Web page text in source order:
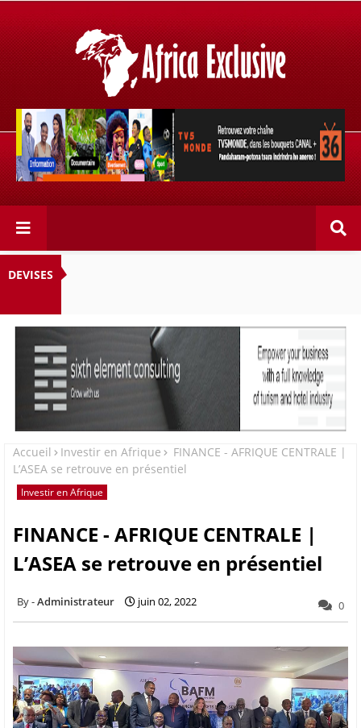
Retrouvez votre chaîne @TV5MONDE, dans les bouquets
CANAL+ 36 . Fandaharam-potoana tsara indrindra ho
anareo!
DEVISES
Accueil Investir en Afrique
FINANCE - AFRIQUE CENTRALE |
L’ASEA se retrouve en présentiel
Investir en Afrique
FINANCE - AFRIQUE CENTRALE |
L’ASEA se retrouve en présentiel
Administrateur juin 02, 2022 0